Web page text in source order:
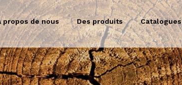
propos de nous Des produits Catalogues